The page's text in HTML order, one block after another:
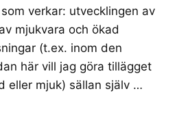
verkar: utvecklingen av
mjukvara och ökad
(t.ex. inom den
här vill jag göra tillägget
eller mjuk) sällan själv …